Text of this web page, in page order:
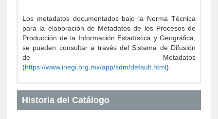
Los metadatos documentados bajo la Norma Técnica
para la elaboración de Metadatos de los Procesos de
Producción de la Información Estadística y Geográfica,
se pueden consultar a través del Sistema de Difusión
de Metadatos
(https://www.inegi.org.mx/app/sdm/default.html).
Historia del Catálogo